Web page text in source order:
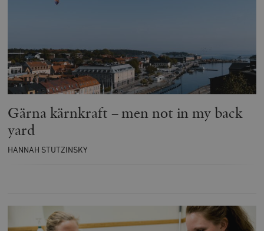
Gärna kärnkraft – men not in my back
yard
HANNAH STUTZINSKY